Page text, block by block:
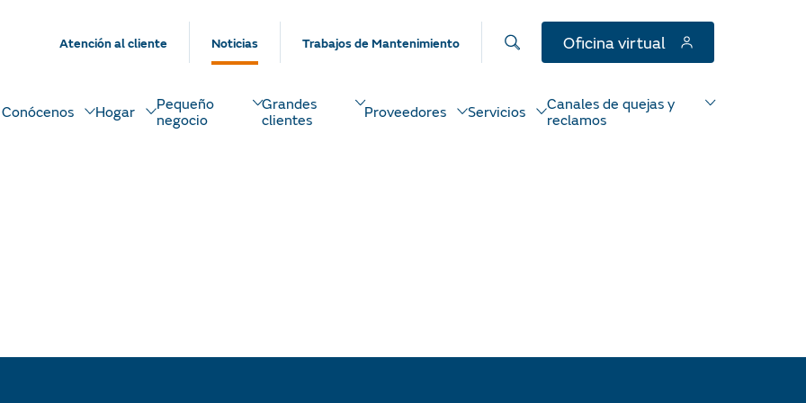
Atención al cliente Noticias Trabajos de Mantenimiento Oficina virtual
Conócenos Hogar
Pequeño
negocio
Grandes
clientes
Proveedores Servicios
Canales de quejas y
reclamos